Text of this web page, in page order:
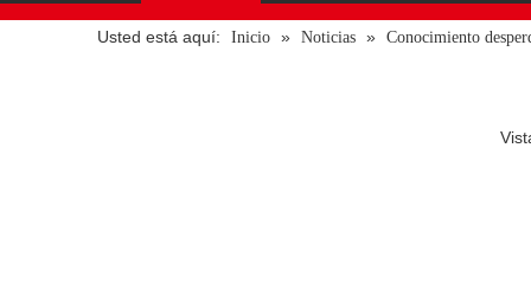
Usted está aquí: Inicio » Noticias » Conocimiento